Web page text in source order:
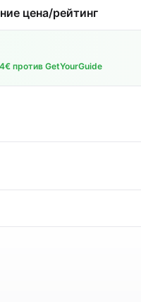
цена/рейтинг
против GetYourGuide